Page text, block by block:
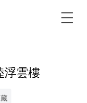
浮雲樓